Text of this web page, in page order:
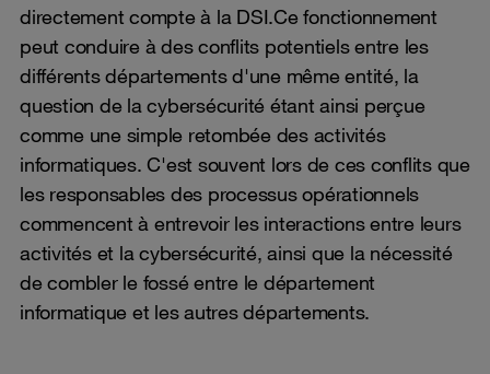
directement compte à la DSI.Ce fonctionnement
peut conduire à des conflits potentiels entre les
différents départements d'une même entité, la
question de la cybersécurité étant ainsi perçue
comme une simple retombée des activités
informatiques. C'est souvent lors de ces conflits que
les responsables des processus opérationnels
commencent à entrevoir les interactions entre leurs
activités et la cybersécurité, ainsi que la nécessité
de combler le fossé entre le département
informatique et les autres départements.